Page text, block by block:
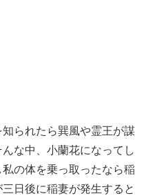
られたら巽風や霊王が謀
な中、小蘭花になってし
の体を乗っ取ったなら稲
日後に稲妻が発生すると